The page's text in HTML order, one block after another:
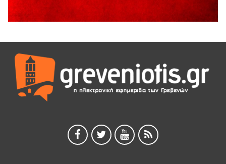
Διακοπή υδροδότησης του Α΄ κλάδου ύδρευσης
5 Αυγούστου 2026
Θερινό Σινεμά στο πλαίσιο του «Πολιτιστικού
Καλοκαιριού 2026» με την βραβευμένη ταινία «Μικρές
Ανάσες».
5 Αυγούστου 2026
5 Αυγούστου 2026